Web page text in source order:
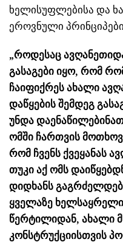
ხელისუფლებისა და
ეროვნული
„როდესაც
გასაგები იყო, რომ
ჩაიფიქრეს ახალი
დაწყების შემდეგ
უნდა
ომში ჩართვის
რომ ჩვენს ქვეყანას
თუკი აქ ომს
დიდხანს
ყველაზე
წერტილიდან, ახალი
კონსტრუქციისთვის